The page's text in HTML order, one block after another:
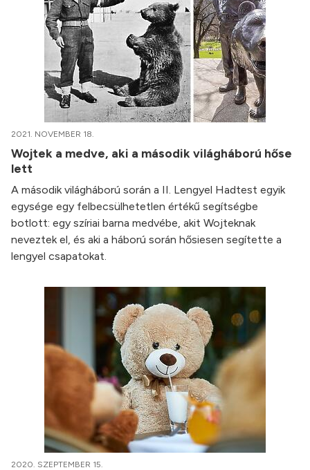
2021. NOVEMBER 18.
Wojtek a medve, aki a második világháború hőse
lett
A második világháború során a II. Lengyel Hadtest egyik
egysége egy felbecsülhetetlen értékű segítségbe
botlott: egy szíriai barna medvébe, akit Wojteknak
neveztek el, és aki a háború során hősiesen segítette a
lengyel csapatokat.
2020. SZEPTEMBER 15.